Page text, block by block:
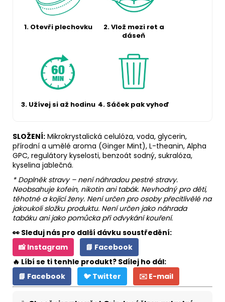
1. Otevři plechovku
2. Vlož mezi ret a
dáseň
3. Užívej si až hodinu 4. Sáček pak vyhoď
SLOŽENÍ: Mikrokrystalická celulóza, voda, glycerin,
přírodní a umělé aroma (Ginger Mint), L-theanin, Alpha
GPC, regulátory kyselosti, benzoát sodný, sukralóza,
kyselina jablečná.
* Doplněk stravy – není náhradou pestré stravy.
Neobsahuje kofein, nikotin ani tabák. Nevhodný pro děti,
těhotné a kojící ženy. Není určen pro osoby přecitlivělé na
jakoukoli složku produktu. Není určen jako náhrada
tabáku ani jako pomůcka při odvykání kouření.
👀 Sleduj nás pro další dávku soustředění:
📸 Instagram
📘 Facebook
🔥 Líbí se ti tenhle produkt? Sdílej ho dál:
📘 Facebook
🐦 Twitter ✉️ E-mail